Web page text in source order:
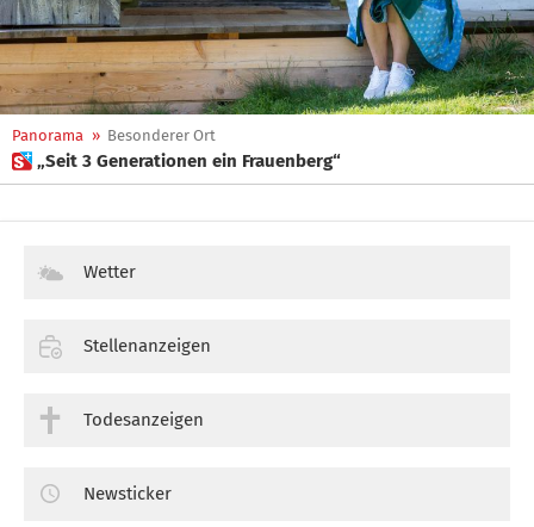
Panorama » Besonderer Ort
 „Seit 3 Generationen ein Frauenberg“
Wetter
Stellenanzeigen
Todesanzeigen
Newsticker